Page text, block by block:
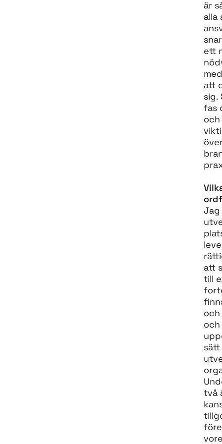
är
alla
ett
att
sig.
fas
och
att
till
och
och
två